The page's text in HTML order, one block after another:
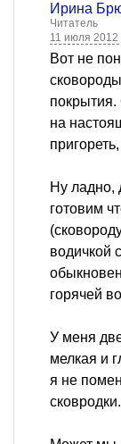
Ирина
Читатель
11 июля 2012
Вот не
покрытия.
на
Ну ладно,
готовим
водичкой
горячей
У меня
мелкая и
я не
сковродки.